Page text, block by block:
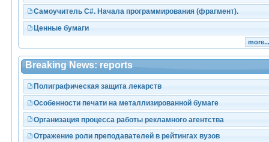
Самоучитель C#. Начала программирования (фрагмент).
Ценные бумаги
Breaking News: reports
Полиграфическая защита лекарств
Особенности печати на металлизированной бумаге
Организация процесса работы рекламного агентства
Отражение роли преподавателей в рейтингах вузов